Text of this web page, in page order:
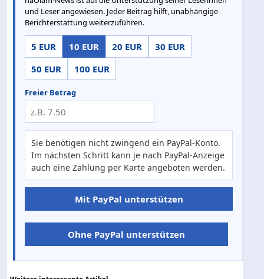
und Leser angewiesen. Jeder Beitrag hilft, unabhängige
Berichterstattung weiterzuführen.
5 EUR 10 EUR 20 EUR
30 EUR
50 EUR
100 EUR
Freier Betrag
Sie benötigen nicht zwingend ein PayPal-Konto.
Im nächsten Schritt kann je nach PayPal-Anzeige
auch eine Zahlung per Karte angeboten werden.
Mit PayPal unterstützen
Ohne PayPal unterstützen